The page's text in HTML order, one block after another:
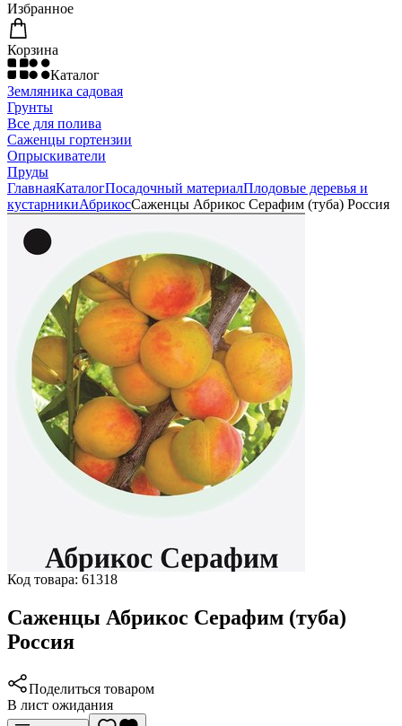
Избранное
Корзина
Каталог
Земляника садовая
Грунты
Все для полива
Саженцы гортензии
Опрыскиватели
Пруды
ГлавнаяКаталогПосадочный материалПлодовые деревья и
кустарникиАбрикосСаженцы Абрикос Серафим (туба) Россия
Код товара: 61318
Саженцы Абрикос Серафим (туба)
Россия
Поделиться товаром
В лист ожидания